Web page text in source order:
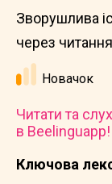
Ключова
Зворушлива
через
Новачок
Читати та
в Beelinguapp!